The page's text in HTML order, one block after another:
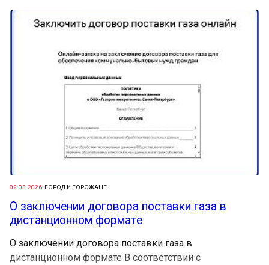
02.03.2026 ГОРОД И ГОРОЖАНЕ
О заключении договора поставки газа в
дистанционном формате
О заключении договора поставки газа в
дистанционном формате В соответствии с